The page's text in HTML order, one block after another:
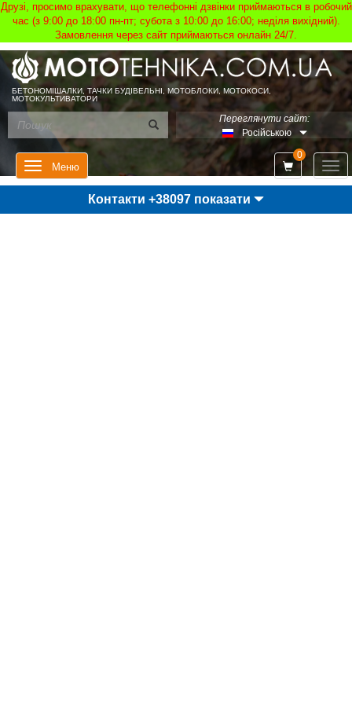
Друзі, просимо врахувати, що телефонні дзвінки приймаються в робочий
час (з 9:00 до 18:00 пн-пт; субота з 10:00 до 16:00; неділя вихідний).
Замовлення через сайт приймаються онлайн 24/7.
БЕТОНОМІШАЛКИ, ТАЧКИ БУДІВЕЛЬНІ, МОТОБЛОКИ, МОТОКОСИ,
МОТОКУЛЬТИВАТОРИ
Переглянути сайт:
Російською
Меню
0
Контакти +38097 показати